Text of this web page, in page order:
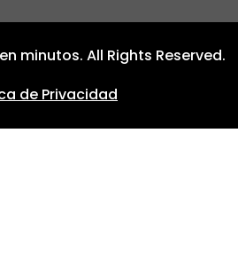
minutos. All Rights Reserved.
de Privacidad